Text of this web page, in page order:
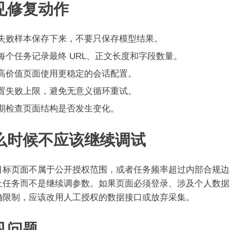
修复动作
败样本保存下来，不要只保存模型结果。
个任务记录最终 URL、正文长度和字段数量。
价值页面使用更稳定的会话配置。
失败上限，避免无意义循环重试。
检查页面结构是否发生变化。
时候不应该继续调试
标页面不属于公开授权范围，或者任务频率超过内部合规边
任务而不是继续调参数。如果页面必须登录、涉及个人数
制，应该改用人工授权的数据接口或放弃采集。